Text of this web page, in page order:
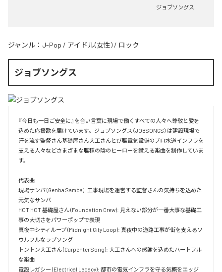
ジョブソングス
ジャンル： J-Pop / アイドル(女性) / ロック
ジョブソングス
『今日も一日ご安全に』を合い言葉に現場で働くすべての人々へ尊敬と愛を
込めた応援歌を届けています。ジョブソングス（JOBSONGS）は建設現場で
汗を流す監督さん基礎屋さん大工さんとび職電気設備のプロ水道インフラを
支える人々などさまざまな職種の陰のヒーローを讃える楽曲を制作していま
す。
代表曲
現場サンバ (Genba Samba): 工事現場を運営する監督さんの気持ちを込めた
元気なサンバ
HOT HOT 基礎屋さん (Foundation Crew): 見えない部分が一番大事な基礎工
事の大切さをパワーポップで表現
真夜中シティループ (Midnight City Loop): 真夜中の道路工事が街を支えるソ
ウルフルなラブソング
トントン大工さん (Carpenter Song): 大工さんへの感謝を込めたハートフル
な楽曲
電設レガシー (Electrical Legacy): 都市の電気インフラを守る気概をエッジ